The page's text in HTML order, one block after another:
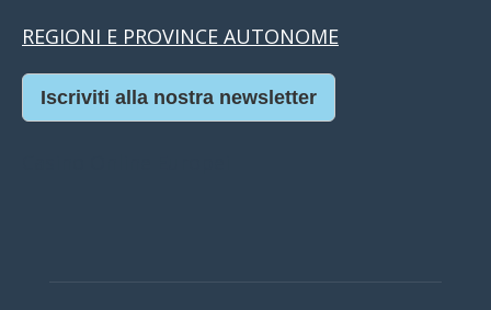
REGIONI E PROVINCE AUTONOME
Iscriviti alla nostra newsletter